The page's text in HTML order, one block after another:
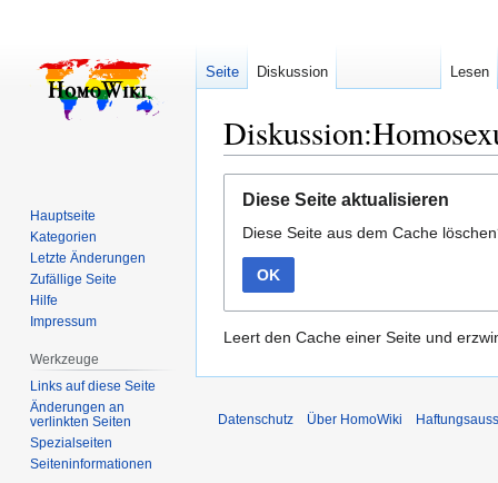
Navigation
springen
Suche
springen
Diese Seite aktualisieren
Diese Seite aus dem Cache
OK
Leert den Cache einer Seite und
Seite Diskussion Lesen
Hauptseite
Kategorien
Letzte Änderungen
Zufällige Seite
Hilfe
Impressum
Werkzeuge
Links auf diese Seite
Änderungen an
verlinkten Seiten
Spezialseiten
Seiten­­informationen
Datenschutz Über HomoWiki